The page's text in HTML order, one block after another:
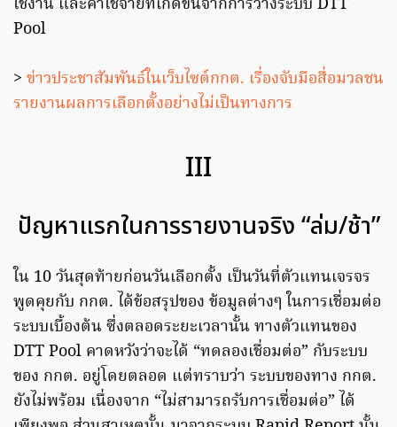
Pool
> ข่าวประชาสัมพันธ์ในเว็บไซต์กกต. เรื่องจับมือสื่อมวลชน
รายงานผลการเลือกตั้งอย่างไม่เป็นทางการ
III
ปัญหาแรกในการรายงานจริง “ล่ม/ช้า”
ใน 10 วันสุดท้ายก่อนวันเลือกตั้ง เป็นวันที่ตัวแทนเจรจร
พูดคุยกับ กกต. ได้ข้อสรุปของ ข้อมูลต่างๆ ในการเชื่อมต่อ
ระบบเบื้องต้น ซึ่งตลอดระยะเวลานั้น ทางตัวแทนของ
DTT Pool คาดหวังว่าจะได้ “ทดลองเชื่อมต่อ” กับระบบ
ของ กกต. อยู่โดยตลอด แต่ทราบว่า ระบบของทาง กกต.
ยังไม่พร้อม เนื่องจาก “ไม่สามารถรับการเชื่อมต่อ” ได้